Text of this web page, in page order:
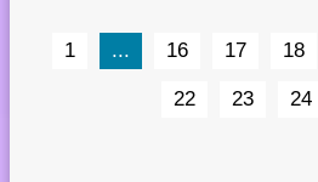
1 ... 16 17 18
22 23 24